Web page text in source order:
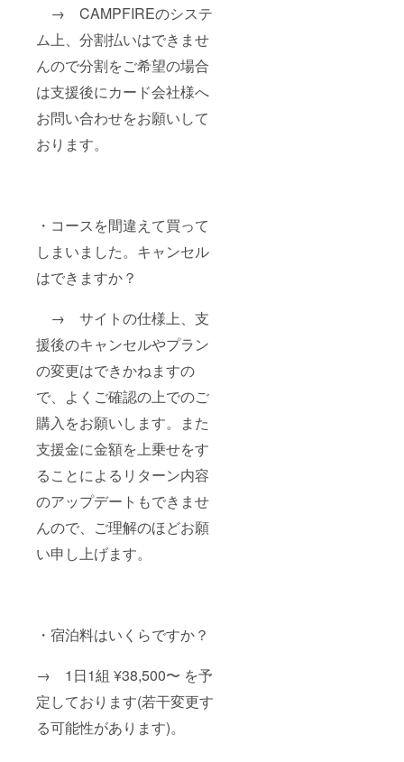
→ CAMPFIREのシステ
ム上、分割払いはできませ
んので分割をご希望の場合
は支援後にカード会社様へ
お問い合わせをお願いして
おります。
・コースを間違えて買って
しまいました。キャンセル
はできますか？
→ サイトの仕様上、支
援後のキャンセルやプラン
の変更はできかねますの
で、よくご確認の上でのご
購入をお願いします。また
支援金に金額を上乗せをす
ることによるリターン内容
のアップデートもできませ
んので、ご理解のほどお願
い申し上げます。
・宿泊料はいくらですか？
→ 1日1組 ¥38,500〜 を予
定しております(若干変更す
る可能性があります)。